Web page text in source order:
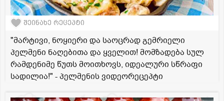
შეინახე რეცეპტი
"მარტივი, ნოყიერი და საოცრად გემრიელი
პელმენი ნაღებითა და ყველით! მომზადება სულ
რამდენიმე წუთს მოითხოვს, იდეალური სწრაფი
სადილია!" - პელმენის ვიდეორეცეპტი